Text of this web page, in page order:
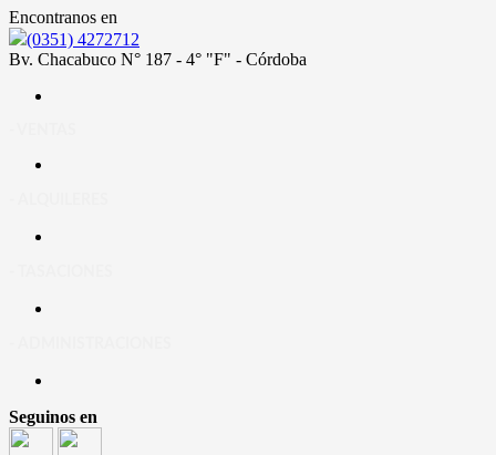
Encontranos en
(0351) 4272712
Bv. Chacabuco N° 187 - 4° "F" - Córdoba
Seguinos en